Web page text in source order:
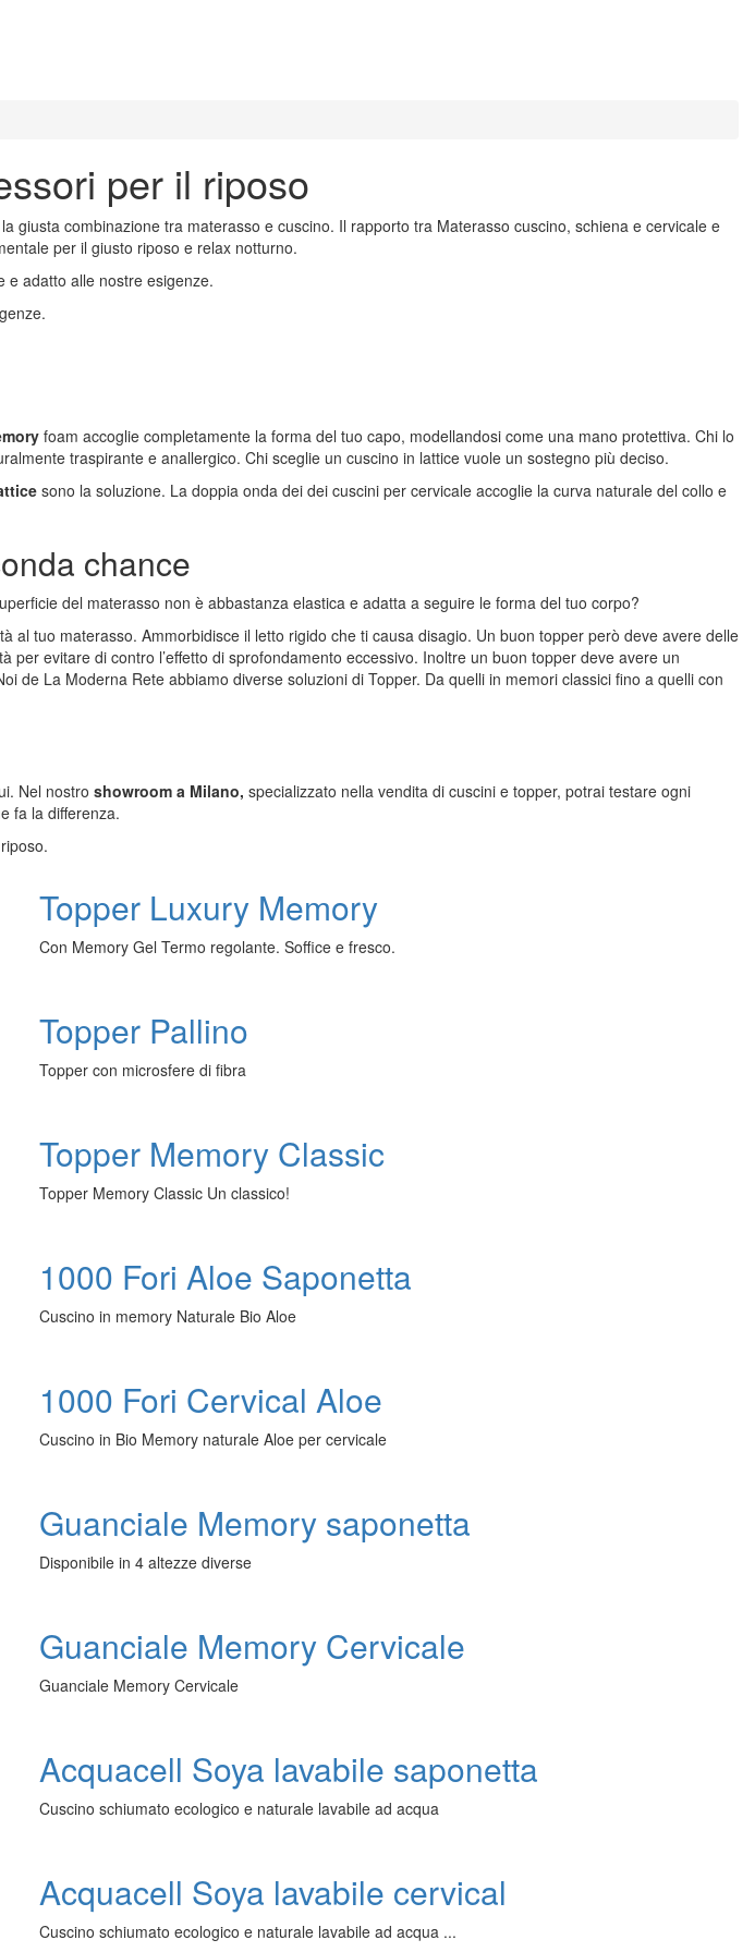
per il riposo
combinazione tra materasso e cuscino. Il rapporto tra Materasso cuscino, schiena e cervicale e
per il giusto riposo e relax notturno.
e adatto alle nostre esigenze.
foam accoglie completamente la forma del tuo capo, modellandosi come una mano protettiva. Chi lo
traspirante e anallergico. Chi sceglie un cuscino in lattice vuole un sostegno più deciso.
sono la soluzione. La doppia onda dei dei cuscini per cervicale accoglie la curva naturale del collo e
chance
del materasso non è abbastanza elastica e adatta a seguire le forma del tuo corpo?
al tuo materasso. Ammorbidisce il letto rigido che ti causa disagio. Un buon topper però deve avere delle
evitare di contro l’effetto di sprofondamento eccessivo. Inoltre un buon topper deve avere un
La Moderna Rete abbiamo diverse soluzioni di Topper. Da quelli in memori classici fino a quelli con
Nel nostro showroom a Milano, specializzato nella vendita di cuscini e topper, potrai testare ogni
fa la differenza.
Topper Luxury Memory
Con Memory Gel Termo regolante. Soffice e fresco.
Topper Pallino
Topper con microsfere di fibra
Topper Memory Classic
Topper Memory Classic Un classico!
1000 Fori Aloe Saponetta
Cuscino in memory Naturale Bio Aloe
1000 Fori Cervical Aloe
Cuscino in Bio Memory naturale Aloe per cervicale
Guanciale Memory saponetta
Disponibile in 4 altezze diverse
Guanciale Memory Cervicale
Guanciale Memory Cervicale
Acquacell Soya lavabile saponetta
Cuscino schiumato ecologico e naturale lavabile ad acqua
Acquacell Soya lavabile cervical
Cuscino schiumato ecologico e naturale lavabile ad acqua ...